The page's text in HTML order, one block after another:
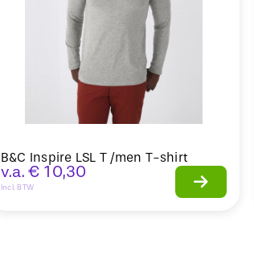
B&C Inspire LSL T /men T-shirt
v.a. € 10,30
Incl. BTW